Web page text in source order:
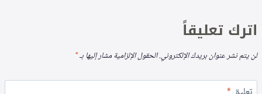
اترك تعليقاً
لن يتم نشر عنوان بريدك الإلكتروني.الحقول الإلزامية مشار إليها بـ*